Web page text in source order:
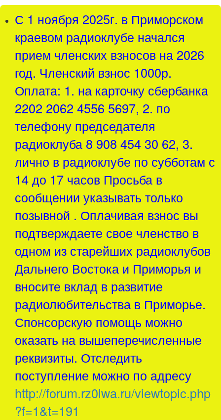
С 1 ноября 2025г. в Приморском
краевом радиоклубе начался
прием членских взносов на 2026
год. Членский взнос 1000р.
Оплата: 1. на карточку сбербанка
2202 2062 4556 5697, 2. по
телефону председателя
радиоклуба 8 908 454 30 62, 3.
лично в радиоклубе по субботам с
14 до 17 часов Просьба в
сообщении указывать только
позывной . Оплачивая взнос вы
подтверждаете свое членство в
одном из старейших радиоклубов
Дальнего Востока и Приморья и
вносите вклад в развитие
радиолюбительства в Приморье.
Спонсорскую помощь можно
оказать на вышеперечисленные
реквизиты. Отследить
поступление можно по адресу
http://forum.rz0lwa.ru/viewtopic.php
?f=1&t=191